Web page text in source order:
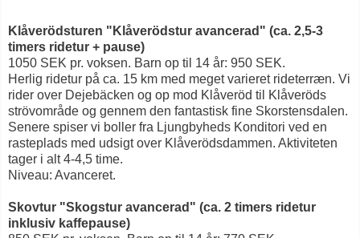
Klåverödsturen "Klåverödstur avancerad" (ca. 2,5-3
timers ridetur + pause)
1050 SEK pr. voksen. Barn op til 14 år: 950 SEK.
Herlig ridetur på ca. 15 km med meget varieret rideterræn. Vi
rider over Dejebäcken og op mod Klåveröd til Klåveröds
strövområde og gennem den fantastisk fine Skorstensdalen.
Senere spiser vi boller fra Ljungbyheds Konditori ved en
rasteplads med udsigt over Klåverödsdammen. Aktiviteten
tager i alt 4-4,5 time.
Niveau: Avanceret.
Skovtur "Skogstur avancerad" (ca. 2 timers ridetur
inklusiv kaffepause)